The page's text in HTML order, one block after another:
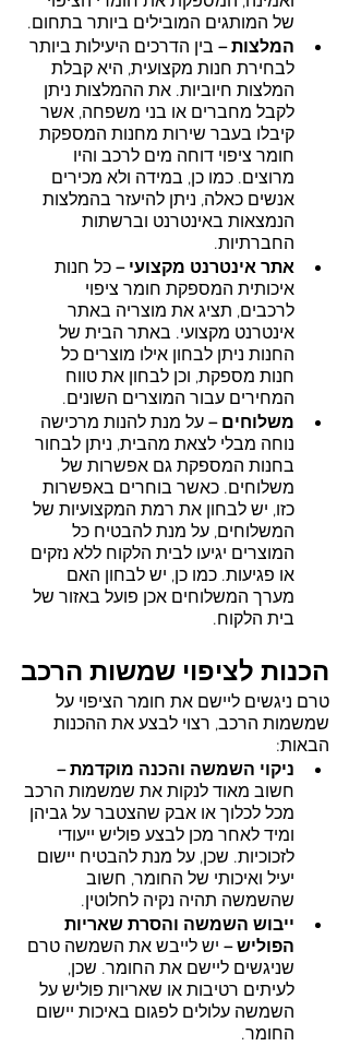
של המותגים המובילים ביותר בתחום.
המלצות – בין הדרכים היעילות ביותר
לבחירת חנות מקצועית, היא קבלת
המלצות חיוביות. את ההמלצות ניתן
לקבל מחברים או בני משפחה, אשר
קיבלו בעבר שירות מחנות המספקת
חומר ציפוי דוחה מים לרכב והיו
מרוצים. כמו כן, במידה ולא מכירים
אנשים כאלה, ניתן להיעזר בהמלצות
הנמצאות באינטרנט וברשתות
החברתיות.
אתר אינטרנט מקצועי – כל חנות
איכותית המספקת חומר ציפוי
לרכבים, תציג את מוצריה באתר
אינטרנט מקצועי. באתר הבית של
החנות ניתן לבחון אילו מוצרים כל
חנות מספקת, וכן לבחון את טווח
המחירים עבור המוצרים השונים.
משלוחים – על מנת להנות מרכישה
נוחה מבלי לצאת מהבית, ניתן לבחור
בחנות המספקת גם אפשרות של
משלוחים. כאשר בוחרים באפשרות
כזו, יש לבחון את רמת המקצועיות של
המשלוחים, על מנת להבטיח כל
המוצרים יגיעו לבית הלקוח ללא נזקים
או פגיעות. כמו כן, יש לבחון האם
מערך המשלוחים אכן פועל באזור של
בית הלקוח.
הכנות לציפוי שמשות הרכב
טרם ניגשים ליישם את חומר הציפוי על
שמשמות הרכב, רצוי לבצע את ההכנות
הבאות:
ניקוי השמשה והכנה מוקדמת –
חשוב מאוד לנקות את שמשמות הרכב
מכל לכלוך או אבק שהצטבר על גביהן
ומיד לאחר מכן לבצע פוליש ייעודי
לזכוכיות. שכן, על מנת להבטיח יישום
יעיל ואיכותי של החומר, חשוב
שהשמשה תהיה נקיה לחלוטין.
ייבוש השמשה והסרת שאריות
הפוליש – יש לייבש את השמשה טרם
שניגשים ליישם את החומר. שכן,
לעיתים רטיבות או שאריות פוליש על
השמשה עלולים לפגום באיכות יישום
החומר.